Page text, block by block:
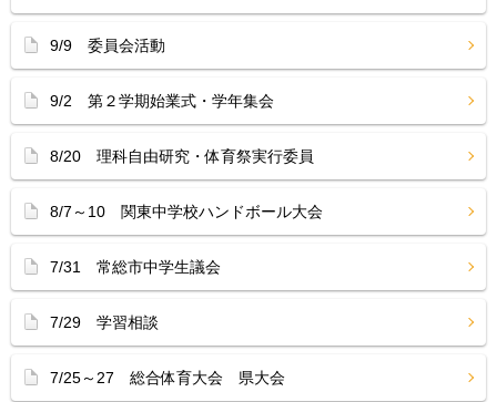
9/9 委員会活動
9/2 第２学期始業式・学年集会
8/20 理科自由研究・体育祭実行委員
8/7～10 関東中学校ハンドボール大会
7/31 常総市中学生議会
7/29 学習相談
7/25～27 総合体育大会 県大会